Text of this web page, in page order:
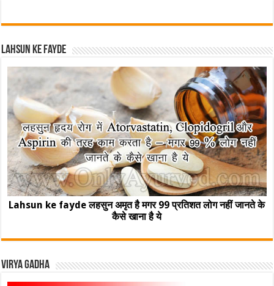
Lahsun ke fayde
Lahsun ke fayde लहसुन अमृत है मगर 99 प्रतिशत लोग नहीं जानते के
कैसे खाना है ये
Virya Gadha